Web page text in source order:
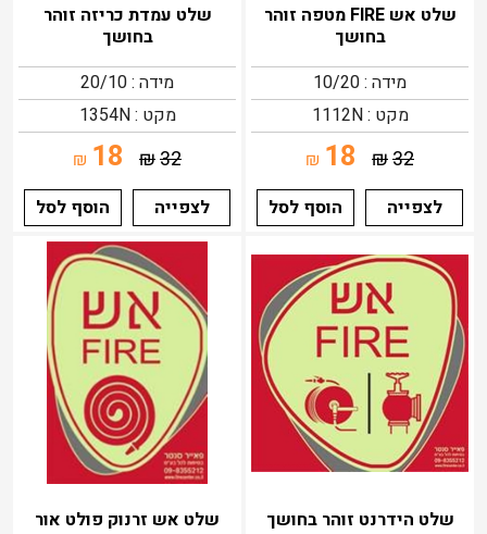
שלט אש FIRE מטפה זוהר
בחושך
מידה : 10/20
מקט : 1112N
32
₪
18
₪
לצפייה
הוסף לסל
שלט עמדת כריזה זוהר
בחושך
מידה : 20/10
מקט : 1354N
32
₪
18
₪
לצפייה
הוסף לסל
שלט הידרנט זוהר בחושך שלט אש זרנוק פולט אור